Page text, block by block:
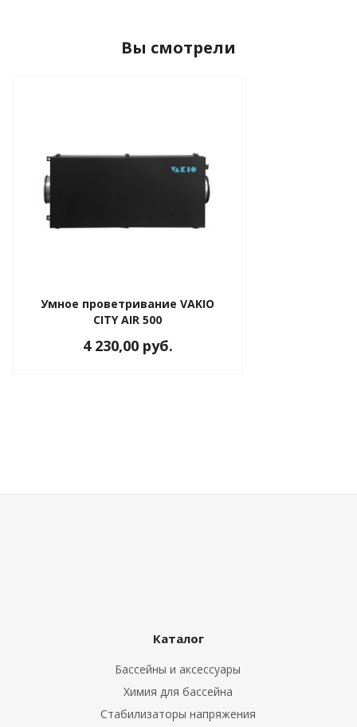
Вы смотрели
Умное проветривание VAKIO
CITY AIR 500
4 230,00 руб.
Каталог
Бассейны и аксессуары
Химия для бассейна
Стабилизаторы напряжения